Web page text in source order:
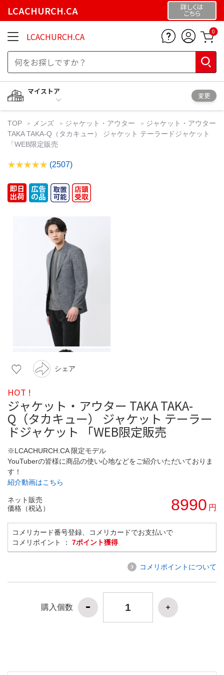
LCACHURCH.CA 詳しくは
こちら
LCACHURCH.CA 0
マイストア
変更
TOP メンズ ジャケット・アウター
ジャケット・アウター
TAKA TAKA-Q（タカキュー） ジャケット テーラードジャケット
「WEB限定販売
(2507)
シェア
HOT !
ジャケット・アウター TAKA TAKA-
Q（タカキュー） ジャケット テーラー
ドジャケット 「WEB限定販売
※LCACHURCH.CA 限定モデル
YouTuberの皆様に商品の使い心地などをご紹介いただいておりま
す！
紹介動画はこちら
ネット販売
価格（税込）
8990 円
コメリカード番号登録、コメリカードでお支払いで
コメリポイント ： 7ポイント獲得
コメリポイントについて
購入個数